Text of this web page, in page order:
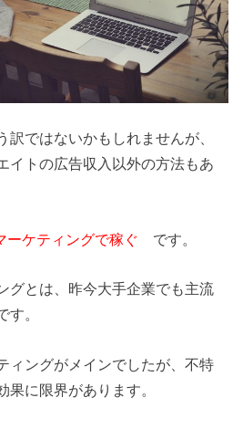
訳ではないかもしれませんが、
イトの広告収入以外の方法もあ
ーケティングで稼ぐ です。
グとは、昨今大手企業でも主流
す。
ィングがメインでしたが、不特
果に限界があります。